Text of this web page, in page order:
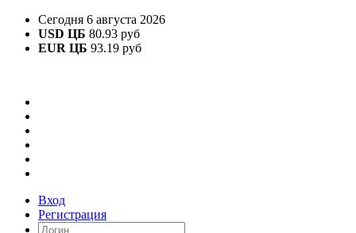
Сегодня 6 августа 2026
USD ЦБ 80.93 руб
EUR ЦБ 93.19 руб
Вход
Регистрация